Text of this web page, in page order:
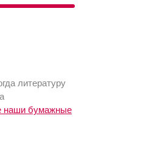
литературу
наши бумажные